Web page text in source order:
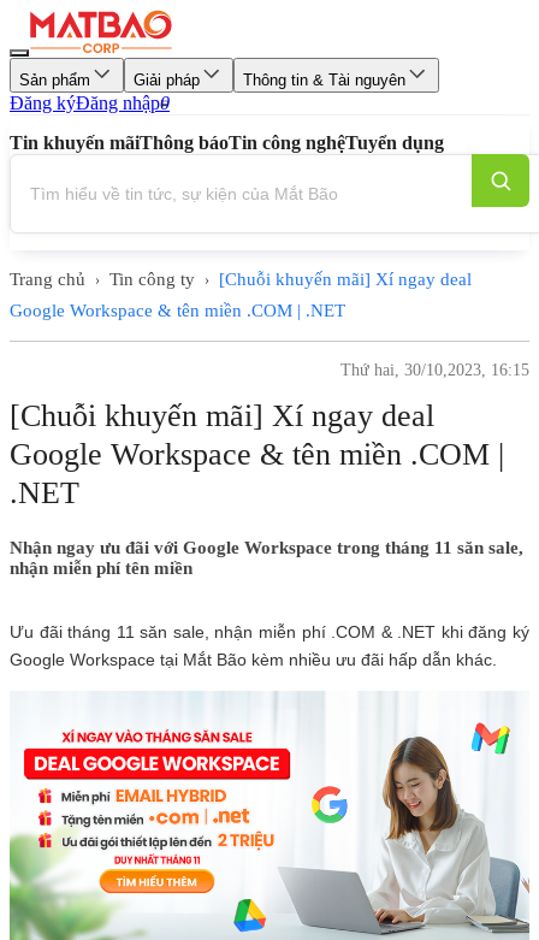
Sản phẩm Giải pháp Thông tin & Tài nguyên
Đăng kýĐăng nhập0
Tin khuyến mãiThông báoTin công nghệTuyển dụng
Trang chủ › Tin công ty ›
[Chuỗi khuyến mãi] Xí ngay deal
Google Workspace & tên miền .COM | .NET
Thứ hai, 30/10,2023, 16:15
[Chuỗi khuyến mãi] Xí ngay deal
Google Workspace & tên miền .COM |
.NET
Nhận ngay ưu đãi với Google Workspace trong tháng 11 săn sale,
nhận miễn phí tên miền
Ưu đãi tháng 11 săn sale, nhận miễn phí .COM & .NET khi đăng ký
Google Workspace tại Mắt Bão kèm nhiều ưu đãi hấp dẫn khác.